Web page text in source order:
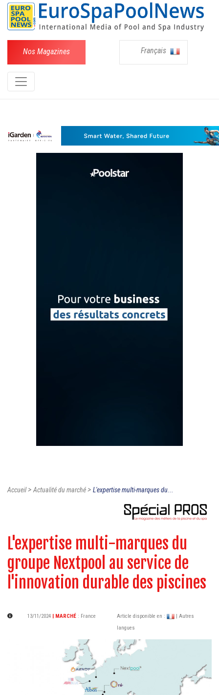
Nos Magazines Français
Accueil>Actualité du marché> L'expertise multi-marques du...
L'expertise multi-marques du
groupe Nextpool au service de
l'innovation durable des piscines
13/11/2024 | MARCHÉ : France Article disponible en :
| Autres
langues